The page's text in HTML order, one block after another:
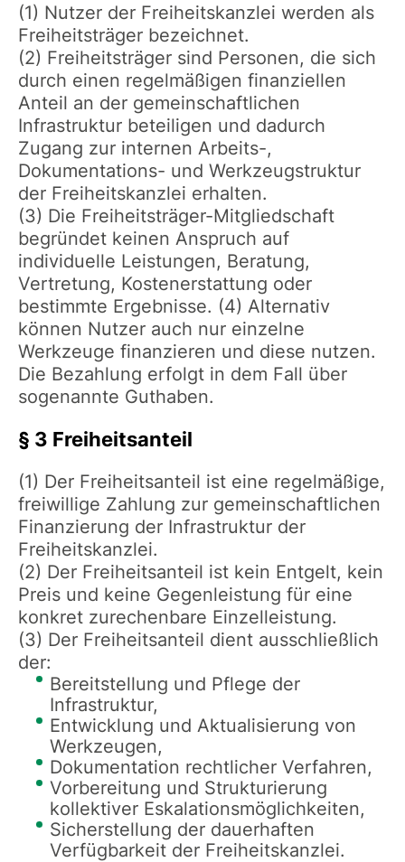
(1) Nutzer der Freiheitskanzlei werden als
Freiheitsträger bezeichnet.
(2) Freiheitsträger sind Personen, die sich
durch einen regelmäßigen finanziellen
Anteil an der gemeinschaftlichen
Infrastruktur beteiligen und dadurch
Zugang zur internen Arbeits-,
Dokumentations- und Werkzeugstruktur
der Freiheitskanzlei erhalten.
(3) Die Freiheitsträger-Mitgliedschaft
begründet keinen Anspruch auf
individuelle Leistungen, Beratung,
Vertretung, Kostenerstattung oder
bestimmte Ergebnisse. (4) Alternativ
können Nutzer auch nur einzelne
Werkzeuge finanzieren und diese nutzen.
Die Bezahlung erfolgt in dem Fall über
sogenannte Guthaben.
§ 3 Freiheitsanteil
(1) Der Freiheitsanteil ist eine regelmäßige,
freiwillige Zahlung zur gemeinschaftlichen
Finanzierung der Infrastruktur der
Freiheitskanzlei.
(2) Der Freiheitsanteil ist kein Entgelt, kein
Preis und keine Gegenleistung für eine
konkret zurechenbare Einzelleistung.
(3) Der Freiheitsanteil dient ausschließlich
der:
Bereitstellung und Pflege der
Infrastruktur,
Entwicklung und Aktualisierung von
Werkzeugen,
Dokumentation rechtlicher Verfahren,
Vorbereitung und Strukturierung
kollektiver Eskalationsmöglichkeiten,
Sicherstellung der dauerhaften
Verfügbarkeit der Freiheitskanzlei.